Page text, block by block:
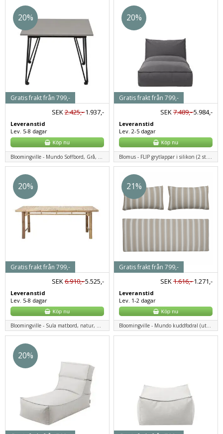
20%
SEK2.425,-1.937,-
Leveranstid
Lev. 5-8 dagar
Gratis frakt från 799,-
20%
SEK7.489,-5.984,-
Leveranstid
Lev. 2-5 dagar
Gratis frakt från 799,-
20%
SEK6.910,-5.525,-
Leveranstid
Lev. 5-8 dagar
Gratis frakt från 799,-
Bloomingville - Sula matbord, natur, bambu
21%
SEK1.616,-1.271,-
Leveranstid
Lev. 1-2 dagar
Gratis frakt från 799,-
Bloomingville - Mundo kuddfodral (utan fyllning), grön, polyester
20%